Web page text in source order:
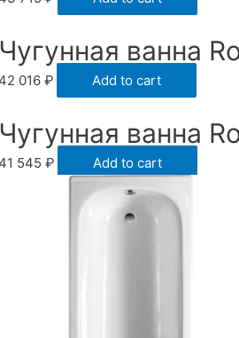
Чугунная ванна
42 016 ₽ Add to cart
Чугунная ванна
41 545 ₽ Add to cart